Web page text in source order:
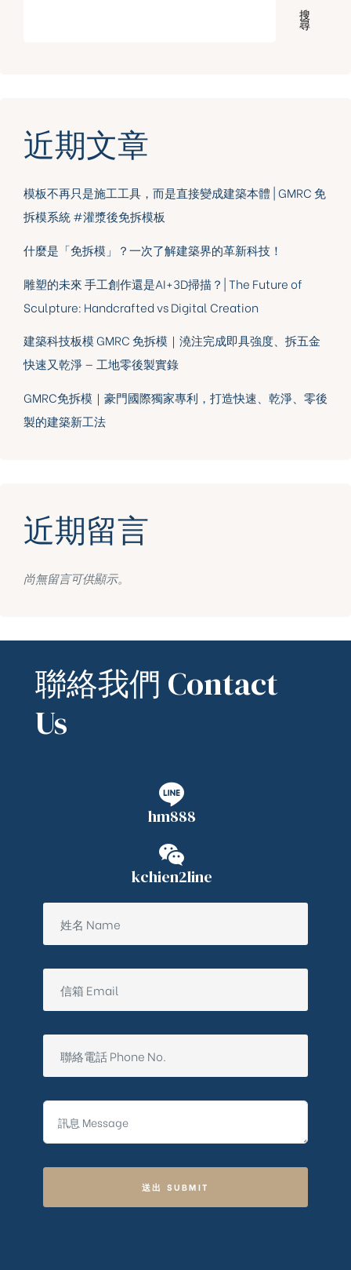
搜
尋
近期文章
模板不再只是施工工具，而是直接變成建築本體 | GMRC 免
拆模系統 #灌漿後免拆模板
什麼是「免拆模」？一次了解建築界的革新科技！
雕塑的未來 手工創作還是AI+3D掃描？| The Future of
Sculpture: Handcrafted vs Digital Creation
建築科技板模 GMRC 免拆模｜澆注完成即具強度、拆五金
快速又乾淨 — 工地零後製實錄
GMRC免拆模｜豪門國際獨家專利，打造快速、乾淨、零後
製的建築新工法
近期留言
尚無留言可供顯示。
聯絡我們 Contact
Us
hm888
kchien2line
送出 SUBMIT